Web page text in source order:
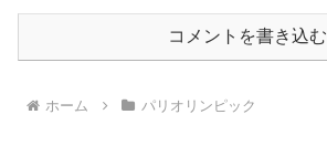
コメントを書き込む
ホーム パリオリンピック